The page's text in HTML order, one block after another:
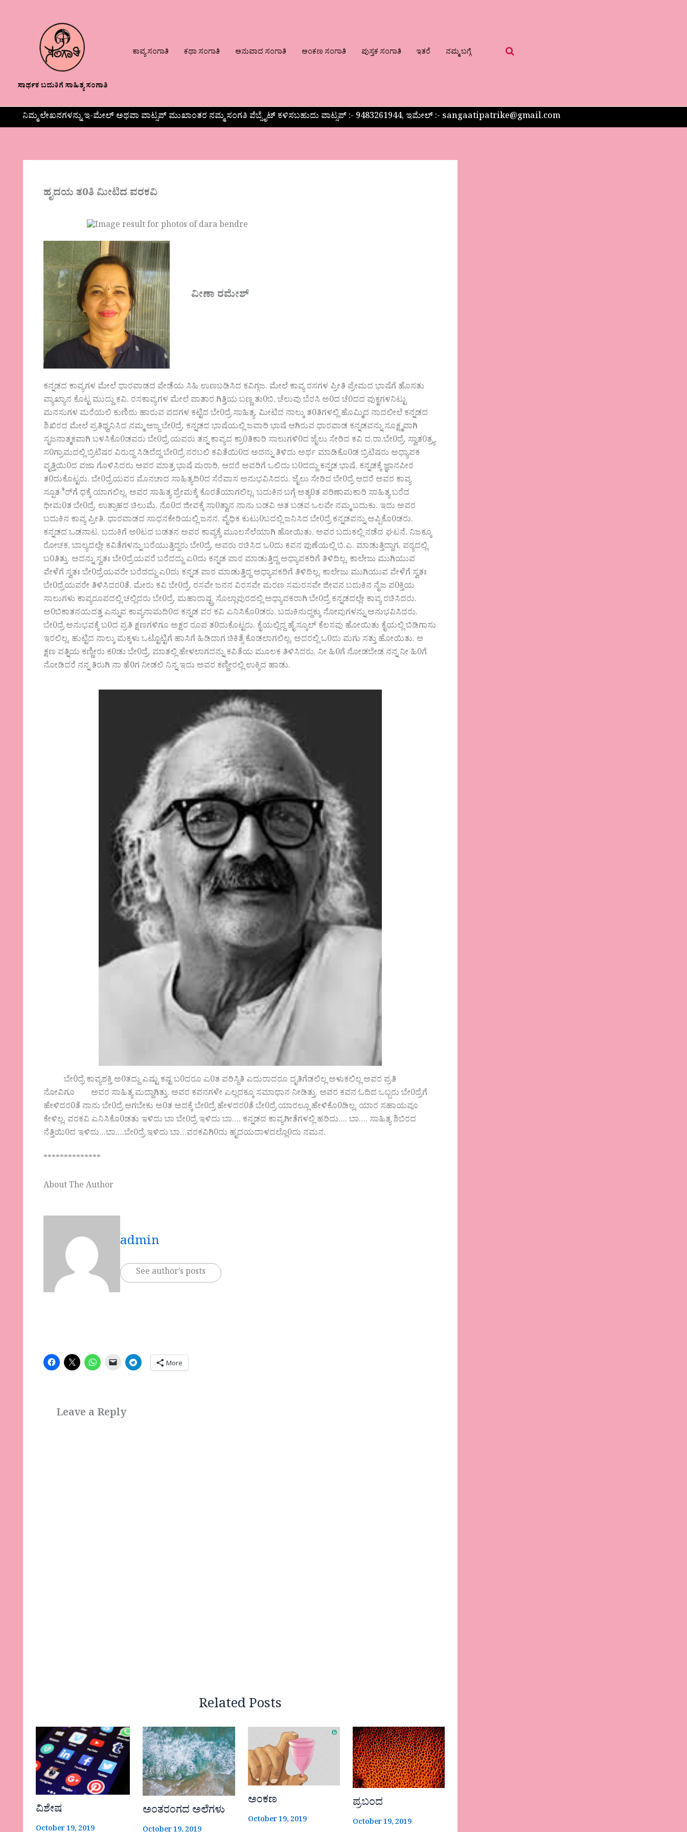
ಸಾರ್ಥಕ ಬದುಕಿಗೆ ಸಾಹಿತ್ಯ ಸಂಗಾತಿ
ಕಾವ್ಯ ಸಂಗಾತಿ ಕಥಾ ಸಂಗಾತಿ ಅನುವಾದ ಸಂಗಾತಿ ಅಂಕಣ ಸಂಗಾತಿ ಪುಸ್ತಕ ಸಂಗಾತಿ ಇತರೆ ನಮ್ಮ ಬಗ್ಗೆ
ನಿಮ್ಮ ಲೇಖನಗಳನ್ನು ಇ-ಮೇಲ್ ಅಥವಾ ವಾಟ್ಸಪ್ ಮುಖಾಂತರ ನಮ್ಮ ಸಂಗತಿ ವೆಬ್ಸೈಟ್ ಕಳಿಸಬಹುದು ವಾಟ್ಸಪ್‌ :- 9483261944, ಇಮೇಲ್ :- sangaatipatrike@gmail.com
ಹೃದಯ ತ0ತಿ ಮೀಟಿದ ವರಕವಿ
ವೀಣಾ ರಮೇಶ್
ಕನ್ನಡದ ಕಾವ್ಯಗಳ ಮೇಲೆ ಧಾರವಾಡದ ಪೇಡೆಯ ಸಿಹಿ ಉಣಬಡಿಸಿದ ಕವಿಗ್ಗಜ. ಮೇಲೆ ಕಾವ್ಯ ರಸಗಳ ಪ್ರೀತಿ ಪ್ರೇಮದ ಭಾಷೆಗೆ ಹೊಸತು
ವ್ಯಾಖ್ಯಾನ ಕೊಟ್ಟ ಮುದ್ದು ಕವಿ. ರಸಕಾವ್ಯಗಳ ಮೇಲೆ ಪಾತಾರ ಗಿತ್ತಿಯ ಬಣ್ಣ ತು0ಬಿ, ಚೆಲುವು ಬೆರಸಿ ಅ0ದ ಚೆ0ದದ ಪುಕ್ಖಗಳನಿಟ್ಟು
ಮನಸುಗಳ ಮರೆಯಲಿ ಕುಣಿದು ಹಾರುವ ಪದಗಳ ಕಟ್ಟಿದ ಬೇ0ದ್ರೆ ಸಾಹಿತ್ಯ. ಮೀಟಿದ ನಾಲ್ಕು ತ0ತಿಗಳಲ್ಲಿ ಹೊಮ್ಮಿದ ನಾದಲೀಲೆ ಕನ್ನಡದ
ಶಿಖಿರದ ಮೇಲೆ ಪ್ರತಿಧ್ವನಿಸಿದ ನಮ್ಮ ಅಜ್ಜ ಬೇ0ದ್ರೆ. ಕನ್ನಡದ ಭಾಷೆಯಲ್ಲಿ ಜವಾರಿ ಭಾಷೆ ಆಗಿರುವ ಧಾರವಾಡ ಕನ್ನಡವನ್ನು ಸೂಕ್ಷ್ಮವಾಗಿ
ಸೃಜನಾತ್ಮಕವಾಗಿ ಬಳಸಿಕೊ0ಡವರು ಬೇ0ದ್ರೆ ಯವರು ತನ್ನ ಕಾವ್ಯದ ಕ್ರಾ0ತಿಕಾರಿ ಸಾಲುಗಳಿ0ದ ಜೈಲು ಸೇರಿದ ಕವಿ ದ.ರಾ.ಬೇ0ದ್ರೆ. ಸ್ವಾತ0ತ್ರ್ಯ
ಸ0ಗ್ರಾಮದಲ್ಲಿ ಬ್ರಿಟಿಷರ ವಿರುದ್ಧ ಸಿಡಿದೆದ್ದ ಬೇ0ದ್ರೆ ನರಬಲಿ ಕವಿತೆಯಿ0ದ ಅದನ್ನು ತಿಳಿದು ಅರ್ಥ ಮಾಡಿಕೊ0ಡ ಬ್ರಿಟಿಷರು ಅಧ್ಯಾಪಕ
ವೃತ್ತಿಯಿ0ದ ವಜಾ ಗೊಳಿಸಿದರು ಅವರ ಮಾತ್ರ ಭಾಷೆ ಮರಾಠಿ, ಆದರೆ ಅವರಿಗೆ ಒಲಿದು ಬ0ದದ್ದು ಕನ್ನಡ ಭಾಷೆ, ಕನ್ನಡಕ್ಕೆ ಜ್ಞಾನಪೀಠ
ತ0ದುಕೊಟ್ಟರು. ಬೇ0ದ್ರೆಯವರ ಮೊನಚಾದ ಸಾಹಿತ್ಯದಿ0ದ ಸೆರೆವಾಸ ಅನುಭವಿಸಿದರು. ಜೈಲು ಸೇರಿದ ಬೇ0ದ್ರೆ ಆದರೆ ಅವರ ಕಾವ್ಯ
ಸ್ಪೂತರ್ಿಗೆ ಧಕ್ಕೆ ಯಾಗಲಿಲ್ಲ. ಅವರ ಸಾಹಿತ್ಯ ಪ್ರೇಮಕ್ಕೆ ಕೊರತೆಯಾಗಲಿಲ್ಲ. ಬದುಕಿನ ಬಗ್ಗೆ ಅತ್ಯ0ತ ಪರಿಣಾಮಕಾರಿ ಸಾಹಿತ್ಯ ಬರೆದ
ಧೀಮ0ತ ಬೇ0ದ್ರೆ. ಉತ್ಸಾಹದ ಚಿಲುಮೆ. ನೊ0ದ ಜೀವಕ್ಕೆ ಸಾ0ತ್ವಾನ ನಾನು ಬಡವಿ ಆತ ಬಡವ ಒಲವೇ ನಮ್ಮ ಬದುಕು. ಇದು ಅವರ
ಬದುಕಿನ ಕಾವ್ಯ ಪ್ರೀತಿ. ಧಾರವಾಡದ ಸಾಧನಕೇರಿಯಲ್ಲಿ ಜನನ. ವೈಧಿಕ ಕುಟು0ಬದಲ್ಲಿ ಜನಿಸಿದ ಬೇ0ದ್ರೆ ಕನ್ನಡವನ್ನು ಅಪ್ಪಿಕೊ0ಡರು.
ಕನ್ನಡದ ಒಡನಾಟ, ಬದುಕಿಗೆ ಅ0ಟದ ಬಡತನ ಅವರ ಕಾವ್ಯಕ್ಕೆ ಮೂಲಸೆಲೆಯಾಗಿ ಹೋಯಿತು. ಅವರ ಬದುಕಲ್ಲಿ ನಡೆದ ಘಟನೆ. ನಿಜಕ್ಕೂ
ರೋಚಕ, ಬಾಲ್ಯದಲ್ಲೇ ಕವಿತೆಗಳನ್ನು ಬರೆಯುತ್ತಿದ್ದರು ಬೇ0ದ್ರೆ. ಅವರು ರಚಿಸಿದ ಒ0ದು ಕವನ ಪುಣೆಯಲ್ಲಿ ಬಿ.ಎ. ಮಾಡುತ್ತಿದ್ದಾಗ, ಪಠ್ಯದಲ್ಲಿ
ಬ0ತಿತ್ತು. ಅದನ್ನು ಸ್ವತಃ ಬೇ0ದ್ರೆಯವರೆ ಬರೆದದ್ದು ಎ0ದು ಕನ್ನಡ ಪಾಠ ಮಾಡುತ್ತಿದ್ದ ಅಧ್ಯಾಪಕರಿಗೆ ತಿಳಿದಿಲ್ಲ. ಕಾಲೇಜು ಮುಗಿಯುವ
ವೇಳೆಗೆ ಸ್ವತಃ ಬೇ0ದ್ರೆಯವರೇ ಬರೆದದ್ದು ಎ0ದು ಕನ್ನಡ ಪಾಠ ಮಾಡುತ್ತಿದ್ದ ಅಧ್ಯಾಪಕರಿಗೆ ತಿಳಿದಿಲ್ಲ. ಕಾಲೇಜು ಮುಗಿಯುವ ವೇಳೆಗೆ ಸ್ವತಃ
ಬೇ0ದ್ರೆಯವರೇ ತಿಳಿಸಿದರ0ತೆ, ಮೇರು ಕವಿ ಬೇ0ದ್ರೆ. ರಸವೇ ಜನನ ವಿರಸವೇ ಮರಣ ಸಮರಸವೇ ಜೀವನ ಬದುಕಿನ ನೈಜ ಪ0ಕ್ತಿಯ
ಸಾಲುಗಳು ಕಾವ್ಯರೂಪದಲ್ಲಿ ಚಲ್ಲಿದರು ಬೇ0ದ್ರೆ. ಮಹಾರಾಷ್ಟ್ರ ಸೊಲ್ಲಾಪುರದಲ್ಲಿ ಅಧ್ಯಾಪಕರಾಗಿ ಬೇ0ದ್ರೆ ಕನ್ನಡದಲ್ಲೇ ಕಾವ್ಯ ರಚಿಸಿದರು.
ಅ0ಬಿಕಾತನಯದತ್ತ ಎನ್ನುವ ಕಾವ್ಯನಾಮದಿ0ದ ಕನ್ನಡ ವರ ಕವಿ ಎನಿಸಿಕೊ0ಡರು. ಬದುಕಿನುದ್ದಕ್ಕು ನೋವುಗಳನ್ನು ಅನುಭವಿಸಿದರು.
ಬೇ0ದ್ರೆ ಅನುಭವಕ್ಕೆ ಬ0ದ ಪ್ರತಿ ಕ್ಷಣಗಳಿಗೂ ಅಕ್ಷರ ರೂಪ ತ0ದುಕೊಟ್ಟರು. ಕೈಯಲ್ಲಿದ್ದ ಹೈಸ್ಕೂಲ್ ಕೆಲಸವು ಹೋಯಿತು ಕೈಯಲ್ಲಿ ಬಿಡಿಗಾಸು
ಇರಲಿಲ್ಲ. ಹುಟ್ಟಿದ ನಾಲ್ಕು ಮಕ್ಕಳು ಒಟ್ಟೊಟ್ಟಿಗೆ ಹಾಸಿಗೆ ಹಿಡಿದಾಗ ಚಿಕಿತ್ಸೆ ಕೊಡಲಾಗಲಿಲ್ಲ. ಅದರಲ್ಲಿ ಒ0ದು ಮಗು ಸತ್ತು ಹೋಯಿತು. ಆ
ಕ್ಷಣ ಪತ್ನಿಯ ಕಣ್ಣೀರು ಕ0ಡು ಬೇ0ದ್ರೆ, ಮಾತಲ್ಲಿ ಹೇಳಲಾಗದನ್ನು ಕವಿತೆಯ ಮೂಲಕ ತಿಳಿಸಿದರು. ನೀ ಹಿ0ಗೆ ನೋಡಬೇಡ ನನ್ನ ನೀ ಹಿ0ಗೆ
ನೋಡಿದರೆ ನನ್ನ ತಿರುಗಿ ನಾ ಹೆ0ಗ ನೀಡಲಿ ನಿನ್ನ ಇದು ಅವರ ಕಣ್ಣೀರಲ್ಲಿ ಉಕ್ಕಿದ ಹಾಡು.
ಬೇ0ದ್ರೆ ಕಾವ್ಯಶಕ್ತಿ ಅ0ತದ್ದು ಎಷ್ಟು ಕಷ್ಟ ಬ0ದರೂ ಎ0ತ ಪರಿಸ್ಥಿತಿ ಎದುರಾದರೂ ದೃತಿಗೆಡಲಿಲ್ಲ ಅಳುಕಲಿಲ್ಲ ಅವರ ಪ್ರತಿ
ನೋವಿಗೂ ಅವರ ಸಾಹಿತ್ಯ ಮದ್ದಾಗಿತ್ತು. ಅವರ ಕವನಗಳೇ ಎಲ್ಲದಕ್ಕೂ ಸಮಾಧಾನ ನೀಡಿತ್ತು. ಅವರ ಕವನ ಓದಿದ ಒಬ್ಬರು ಬೇ0ದ್ರೆಗೆ
ಹೇಳಿದರ0ತೆ ನಾನು ಬೇ0ದ್ರೆ ಆಗಬೇಕು ಅ0ತ ಅದಕ್ಕೆ ಬೇ0ದ್ರೆ ಹೇಳದರ0ತೆ ಬೇ0ದ್ರೆ ಯಾರಲ್ಲೂ ಹೇಳಿಕೊ0ಡಿಲ್ಲ, ಯಾರ ಸಹಾಯವೂ
ಕೇಳಿಲ್ಲ. ವರಕವಿ ಎನಿಸಿಕೊ0ಡತು ಇಳಿದು ಬಾ ಬೇ0ದ್ರೆ ಇಳಿದು ಬಾ…. ಕನ್ನಡದ ಕಾವ್ಯಗೀತೆಗಳಲ್ಲಿ ಹರಿದು…. ಬಾ…. ಸಾಹಿತ್ಯ ಶಿಬಿರದ
ನೆತ್ತಿಯಿ0ದ ಇಳಿದು…ಬಾ….ಬೇ0ದ್ರೆ ಇಳಿದು ಬಾ…ವರಕವಿಗಿ0ದು ಹೃದಯದಾಳದಲ್ಲೊ0ದು ನಮನ.
**************
About The Author
admin
See author's posts
More
Leave a Reply
Related Posts
ವಿಶೇಷ ಅಂತರಂಗದ ಅಲೆಗಳು
ಅಂಕಣ
October 19, 2019
ಪ್ರಬಂದ
October 19, 2019